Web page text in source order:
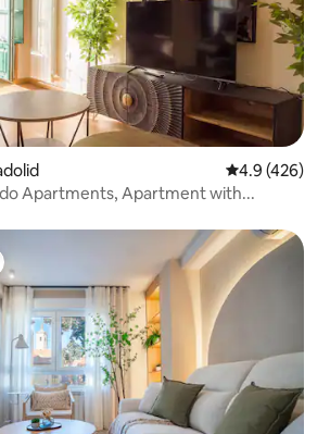
4.9 out of 5
4.9 (426)
Apartments, Apartment with...